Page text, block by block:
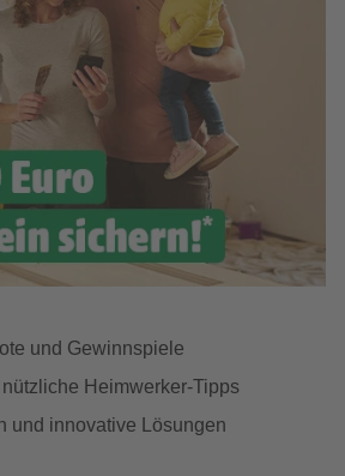
und Gewinnspiele
Heimwerker-Tipps
und innovative Lösungen